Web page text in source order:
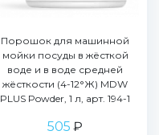
Порошок для машинной
мойки посуды в жёсткой
воде и в воде средней
жёсткости (4-12°Ж) MDW
PLUS Powder, 1 л, арт. 194-1
505 ₽